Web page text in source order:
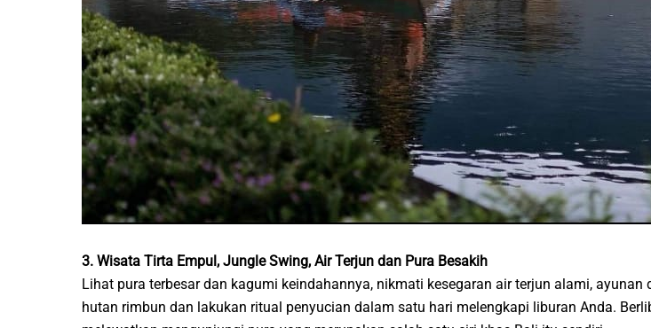
3. Wisata Tirta Empul, Jungle Swing, Air Terjun dan Pura Besakih
Lihat pura terbesar dan kagumi keindahannya, nikmati kesegaran air terjun alami, ayunan
hutan rimbun dan lakukan ritual penyucian dalam satu hari melengkapi liburan Anda.